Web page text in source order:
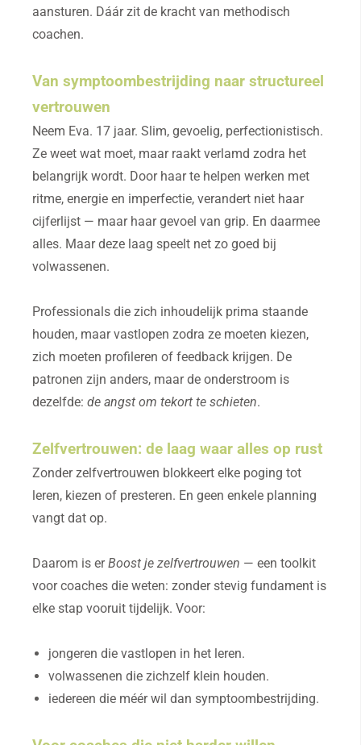
aansturen. Dáár zit de kracht van methodisch
coachen.
Van symptoombestrijding naar structureel
vertrouwen
Neem Eva. 17 jaar. Slim, gevoelig, perfectionistisch.
Ze weet wat moet, maar raakt verlamd zodra het
belangrijk wordt. Door haar te helpen werken met
ritme, energie en imperfectie, verandert niet haar
cijferlijst — maar haar gevoel van grip. En daarmee
alles. Maar deze laag speelt net zo goed bij
volwassenen.
Professionals die zich inhoudelijk prima staande
houden, maar vastlopen zodra ze moeten kiezen,
zich moeten profileren of feedback krijgen. De
patronen zijn anders, maar de onderstroom is
dezelfde: de angst om tekort te schieten.
Zelfvertrouwen: de laag waar alles op rust
Zonder zelfvertrouwen blokkeert elke poging tot
leren, kiezen of presteren. En geen enkele planning
vangt dat op.
Daarom is erBoost je zelfvertrouwen — een toolkit
voor coaches die weten: zonder stevig fundament is
elke stap vooruit tijdelijk. Voor:
jongeren die vastlopen in het leren.
volwassenen die zichzelf klein houden.
iedereen die méér wil dan symptoombestrijding.